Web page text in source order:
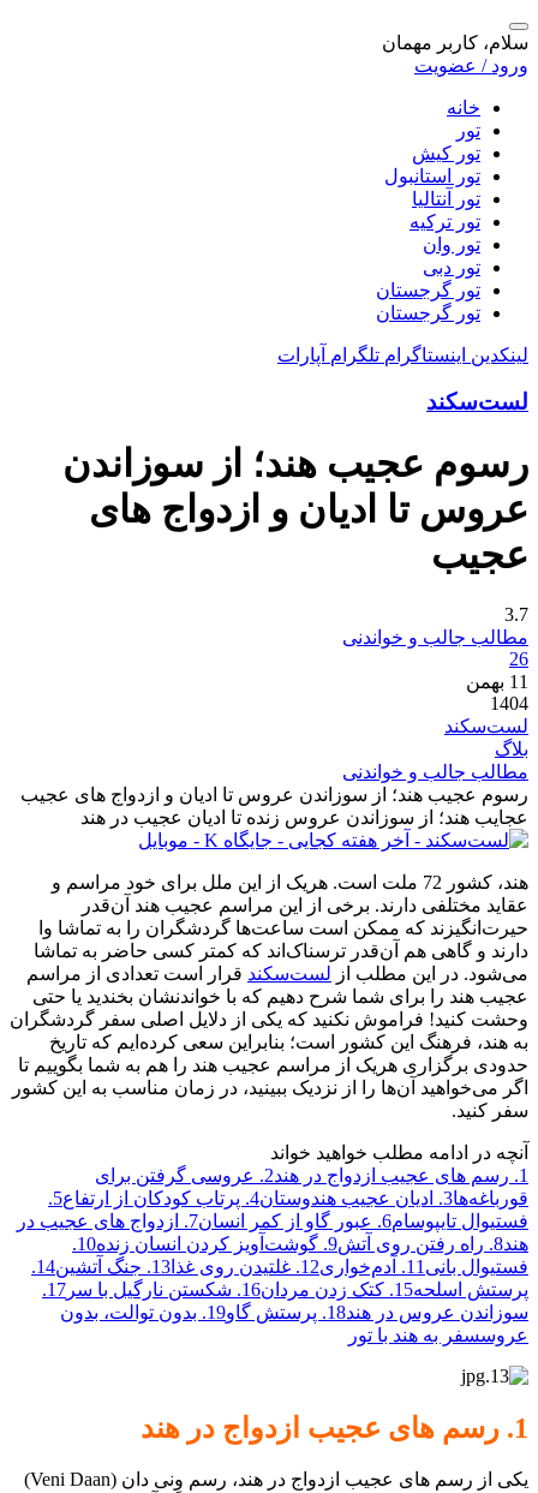
سلام، کاربر مهمان
ورود / عضویت
خانه
تور
تور کیش
تور استانبول
تور آنتالیا
تور ترکیه
تور وان
تور دبی
تور گرجستان
تور گرجستان
لینکدین اینستاگرام تلگرام آپارات
لست‌سکند
رسوم عجیب هند؛ از سوزاندن
عروس تا ادیان و ازدواج های
عجیب
3.7
مطالب جالب و خواندنی
26
11 بهمن
1404
لست‌سکند
بلاگ
مطالب جالب و خواندنی
رسوم عجیب هند؛ از سوزاندن عروس تا ادیان و ازدواج های عجیب
عجایب هند؛ از سوزاندن عروس زنده تا ادیان عجیب در هند
هند، کشور 72 ملت است. هریک از این ملل برای خود مراسم و
عقاید مختلفی دارند. برخی از این مراسم عجیب هند آن‌قدر
حیرت‌انگیزند که ممکن است ساعت‌ها گردشگران را به تماشا وا
دارند و گاهی هم آن‌قدر ترسناک‌اند که کمتر کسی حاضر به تماشا
می‌شود. در این مطلب از لست‌سکند قرار است تعدادی از مراسم
عجیب هند را برای شما شرح دهیم که با خواندنشان بخندید یا حتی
وحشت‌ کنید! فراموش نکنید که یکی از دلایل اصلی سفر گردشگران
به هند، فرهنگ این کشور است؛ بنابراین سعی کرده‌ایم که تاریخ
حدودی برگزاری هریک از مراسم عجیب هند را هم به شما بگوییم تا
اگر می‌خواهید آن‌ها را از نزدیک ببینید، در زمان مناسب به این کشور
سفر کنید.
آنچه در ادامه مطلب خواهید خواند
1. رسم های عجیب ازدواج در هند
2. عروسی گرفتن برای
قورباغه‌ها3. ادیان عجیب هندوستان 4. پرتاب کودکان از ارتفاع
5.
فستیوال تایپوسام6. عبور گاو از کمر انسان
7. ازدواج های عجیب در
هند8. راه رفتن روی آتش 9. گوشت‌آویز کردن انسان زنده
10.
فستیوال بانی 11. آدم‌خواری 12. غلتیدن روی غذا 13. جنگ آتشین
14.
پرستش اسلحه15. کتک زدن مردان 16. شکستن نارگیل با سر
17.
سوزاندن عروس در هند18. پرستش گاو
19. بدون توالت، بدون
عروسسفر به هند با تور
1. رسم های عجیب ازدواج در هند
یکی از رسم های عجیب ازدواج در هند، رسم وِنی دان (Veni Daan)